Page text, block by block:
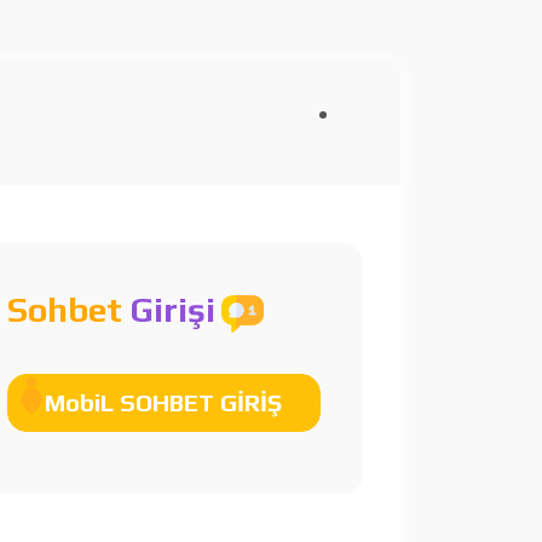
Sohbet Girişi
MobiL SOHBET GİRİŞ